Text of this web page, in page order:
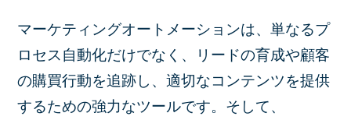
マーケティングオートメーションは、単なるプ
ロセス自動化だけでなく、リードの育成や顧客
の購買行動を追跡し、適切なコンテンツを提供
するための強力なツールです。そして、